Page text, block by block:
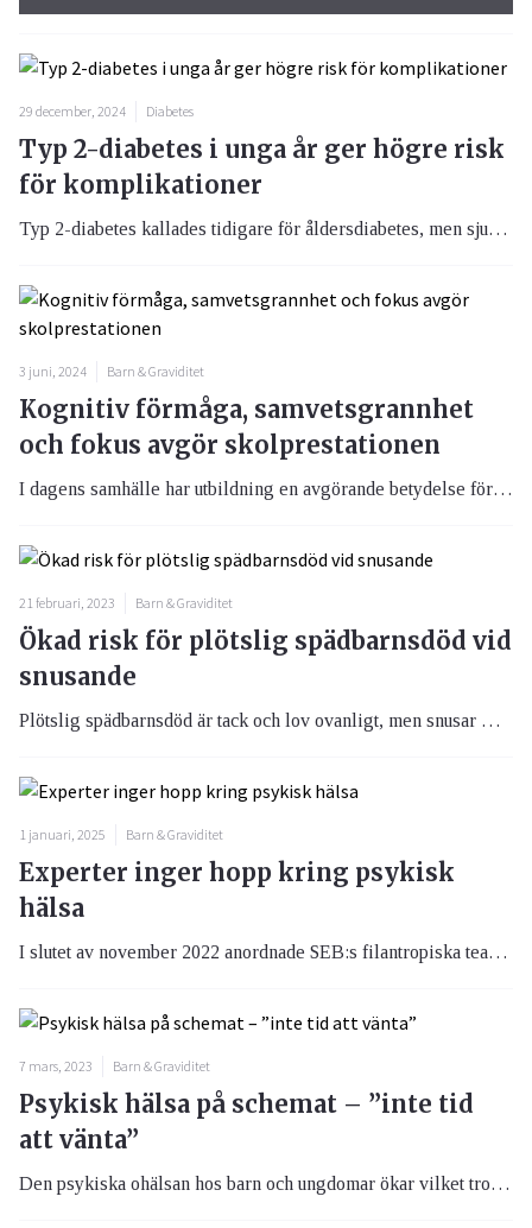
29 december, 2024 Diabetes
Typ 2-diabetes i unga år ger högre risk
för komplikationer
Typ 2-diabetes kallades tidigare för åldersdiabetes, men sjukdomen kryper ner i åldrarna och även barn drabbas. Unga vuxna med typ 2-diabetes har en ökad risk för allvarliga komplikationer och andra sjukdomar. Tidiga insatser är avgörande – men alla får inte de senaste läkemedel som finns tillgängliga.
3 juni, 2024 Barn & Graviditet
Kognitiv förmåga, samvetsgrannhet
och fokus avgör skolprestationen
I dagens samhälle har utbildning en avgörande betydelse för att forma våra framtida generationer. Forskaren och pedagogen Björn Boman har i en studie visat att det som främst förutspår hur bra en elev kommer att prestera i skolan är IQ, men även samvetsgrannhet, målmedvetenhet och förmåga att fokusera påverkar.
21 februari, 2023 Barn & Graviditet
Ökad risk för plötslig spädbarnsdöd vid
snusande
Plötslig spädbarnsdöd är tack och lov ovanligt, men snusar mamman under graviditeten ökar risken. Resultaten från en studie vid Karolinska institutet visar att risken är ungefär lika stor som vid måttlig cigarrettrökning.
1 januari, 2025 Barn & Graviditet
Experter inger hopp kring psykisk
hälsa
I slutet av november 2022 anordnade SEB:s filantropiska team ett seminarium om psykisk ohälsa hos barn och ungdomar, då detta är ett viktigt tema för Sveriges framtid. Expertpanelen ingav hopp trots ett dystert utgångsläge. Hur kommer det sig att Sveriges barn och ungdomar mår sämre än unga i Danmark och Norge? Varför mår vi sämre nu när man kan tycka att vi borde ha det relativt bra? Det finns många större förändringar som krävs för att unga ska kunna gå ut i livet med en god självkänsla och ett starkt välmående. Trots det pekade experterna även på att det finns bra saker som görs och mindre förändringar som kan genomföras och påverka i positiv riktning. På plats i expertpanelen var Johan Oljeqvist, VD Fryshuset, Stefan Swartling Peterson, Folkhälsoläkare och professor i global omställning för hälsa, Pernilla Baralt, Generalsekreterare för UNICEF Sverige, Klas Bergling, grundare av Tim Bergling Foundation, Siri Helle, psykolog, författare och föreläsare, Ellen Nilses, Ungdomsredaktör för MIND Unga och Jonatan Lamy, Sveriges Elevkårers vice ordförande.
7 mars, 2023 Barn & Graviditet
Psykisk hälsa på schemat – ”inte tid
att vänta”
Den psykiska ohälsan hos barn och ungdomar ökar vilket tros bero bland annat på skolans orimliga krav. Psykologen Siri Helle menar dock att vi inte har tid att vänta på förändringar i skolsystemet, utan måste ta tag i problemen här och nu. Det finns redskap och digitala lösningar, men det gäller att kunskapen når föräldrar och de som arbetar med barn och unga.